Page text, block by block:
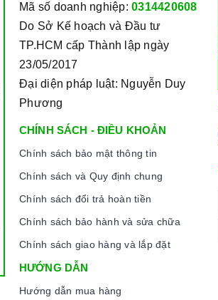
Mã số doanh nghiệp: 0314420608
Do Sở Kế hoạch và Đầu tư
TP.HCM cấp Thành lập ngày
23/05/2017
Đại diện pháp luật: Nguyễn Duy
Phương
CHÍNH SÁCH - ĐIỀU KHOẢN
Chính sách bảo mật thông tin
Chính sách và Quy định chung
Chính sách đổi trả hoàn tiền
Chính sách bảo hành và sửa chữa
Chính sách giao hàng và lắp đặt
HƯỚNG DẪN
Hướng dẫn mua hàng